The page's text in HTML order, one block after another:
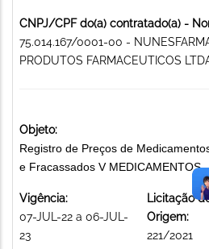
CNPJ/CPF do(a) contratado(a) -
75.014.167/0001-00 -
PRODUTOS FARMACEUTICOS
Objeto:
Registro de Preços de
e Fracassados V MEDICAMENTOS
Vigência:
07-JUL-22 a 06-JUL-
23
Licitação
Origem:
221/2021